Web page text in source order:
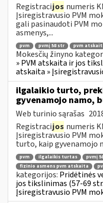
Registracijos numeris
Įsiregistravusio PVM
gali pasinaudoti PVM
asmenys,...
pvm pvmį 58 str pvm
Mokesčių žinyno
» PVM atskaita ir jos
atskaita »
ilgalaikio turto,
gyvenamojo namo,
Web turinio sąrašas
Registracijos numeris
Įsiregistravusio PVM
turto, kaip gyvenamojo
pvm ilgalaikis turtas pvmį
fizinio asmens pvm atskaita
kategorijos: Pridėtinės
jos tikslinimas (57-69
Įsiregistravusio PVM